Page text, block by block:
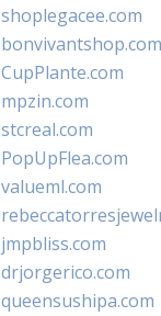
shoplegacee.com
bonvivantshop.com
CupPlante.com
mpzin.com
stcreal.com
PopUpFlea.com
valueml.com
jmpbliss.com
drjorgerico.com
queensushipa.com